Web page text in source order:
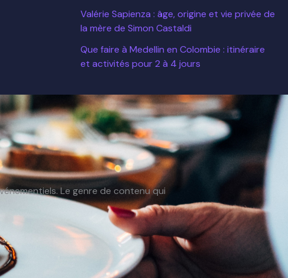
Valérie Sapienza : âge, origine et vie privée de
la mère de Simon Castaldi
Que faire à Medellin en Colombie : itinéraire
et activités pour 2 à 4 jours
Le genre de contenu qui